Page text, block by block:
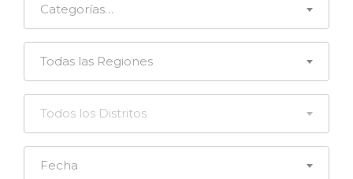
Categorías…
Todas las Regiones
Todos los Distritos
Fecha